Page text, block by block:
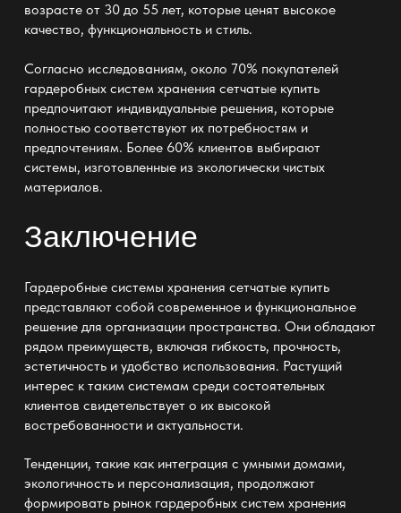
возрасте от 30 до 55 лет, которые ценят высокое
качество, функциональность и стиль.
Согласно исследованиям, около 70% покупателей
гардеробных систем хранения сетчатые купить
предпочитают индивидуальные решения, которые
полностью соответствуют их потребностям и
предпочтениям. Более 60% клиентов выбирают
системы, изготовленные из экологически чистых
материалов.
Заключение
Гардеробные системы хранения сетчатые купить
представляют собой современное и функциональное
решение для организации пространства. Они обладают
рядом преимуществ, включая гибкость, прочность,
эстетичность и удобство использования. Растущий
интерес к таким системам среди состоятельных
клиентов свидетельствует о их высокой
востребованности и актуальности.
Тенденции, такие как интеграция с умными домами,
экологичность и персонализация, продолжают
формировать рынок гардеробных систем хранения